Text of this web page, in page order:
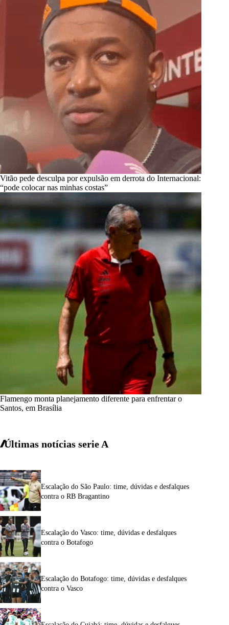
Vitão pede desculpa por expulsão em derrota do Internacional:
“pode colocar nas minhas costas”
Flamengo monta planejamento diferente para enfrentar o
Santos, em Brasília
Últimas notícias serie A
Escalação do São Paulo: time, dúvidas e desfalques
contra o RB Bragantino
Escalação do Vasco: time, dúvidas e desfalques
contra o Botafogo
Escalação do Botafogo: time, dúvidas e desfalques
contra o Vasco